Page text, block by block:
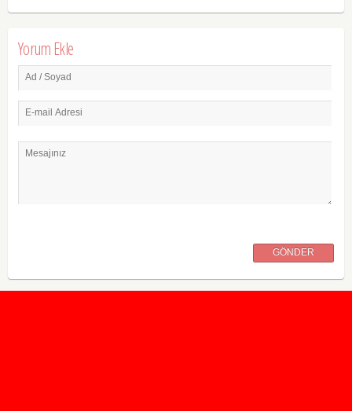
Yorum Ekle
Ad / Soyad
E-mail Adresi
Mesajınız
GÖNDER